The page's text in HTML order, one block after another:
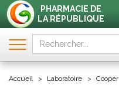
PHARMACIE DE
LA RÉPUBLIQUE
Accueil Laboratoire Cooper